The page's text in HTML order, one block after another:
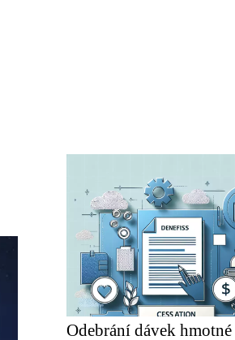
Odebrání dávek hmotné